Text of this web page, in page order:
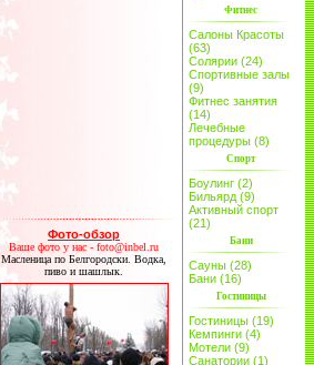
Фото-обзор
Ваше фото у нас - foto@inbel.ru
Масленица по Белгородски. Водка,
пиво и шашлык.
Фитнес
Салоны Красоты
(63)
Солярии (24)
Спортивные залы
(9)
Фитнес занятия
(14)
Лечебные
процедуры (8)
Спорт
Боулинг (2)
Бильярд (9)
Активный спорт
(21)
Бани
Сауны (28)
Бани (16)
Гостиницы
Гостиницы (19)
Кемпинги (4)
Мотели (9)
Санатории (1)